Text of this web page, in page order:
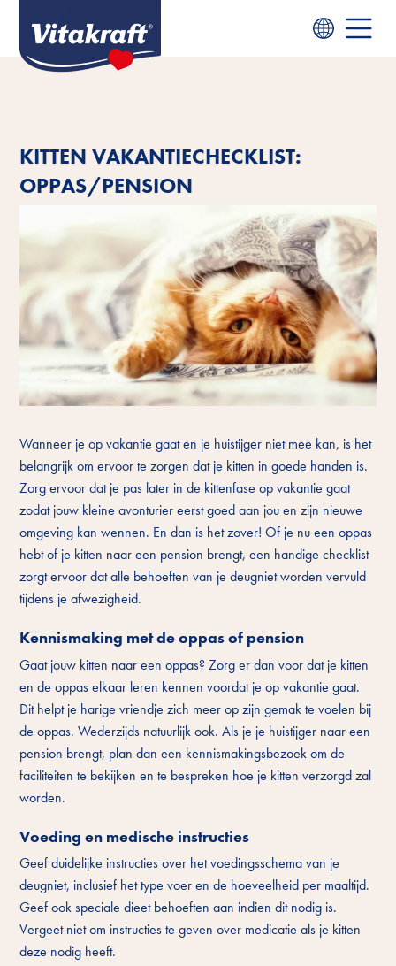
KITTEN VAKANTIECHECKLIST:
OPPAS/PENSION
Wanneer je op vakantie gaat en je huistijger niet mee kan, is het
belangrijk om ervoor te zorgen dat je kitten in goede handen is.
Zorg ervoor dat je pas later in de kittenfase op vakantie gaat
zodat jouw kleine avonturier eerst goed aan jou en zijn nieuwe
omgeving kan wennen. En dan is het zover! Of je nu een oppas
hebt of je kitten naar een pension brengt, een handige checklist
zorgt ervoor dat alle behoeften van je deugniet worden vervuld
tijdens je afwezigheid.
Kennismaking met de oppas of pension
Gaat jouw kitten naar een oppas? Zorg er dan voor dat je kitten
en de oppas elkaar leren kennen voordat je op vakantie gaat.
Dit helpt je harige vriendje zich meer op zijn gemak te voelen bij
de oppas. Wederzijds natuurlijk ook. Als je je huistijger naar een
pension brengt, plan dan een kennismakingsbezoek om de
faciliteiten te bekijken en te bespreken hoe je kitten verzorgd zal
worden.
Voeding en medische instructies
Geef duidelijke instructies over het voedingsschema van je
deugniet, inclusief het type voer en de hoeveelheid per maaltijd.
Geef ook speciale dieet behoeften aan indien dit nodig is.
Vergeet niet om instructies te geven over medicatie als je kitten
deze nodig heeft.